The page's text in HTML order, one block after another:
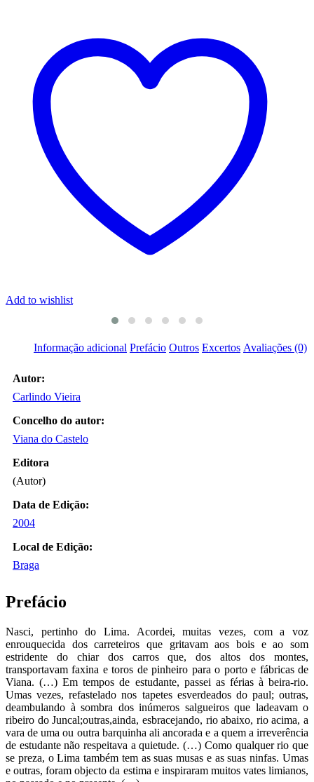
Add to wishlist
Informação adicional Prefácio Outros Excertos Avaliações (0)
Autor:
Carlindo Vieira
Concelho do autor:
Viana do Castelo
Editora
(Autor)
Data de Edição:
2004
Local de Edição:
Braga
Prefácio
Nasci, pertinho do Lima. Acordei, muitas vezes, com a voz
enrouquecida dos carreteiros que gritavam aos bois e ao som
estridente do chiar dos carros que, dos altos dos montes,
transportavam faxina e toros de pinheiro para o porto e fábricas de
Viana. (…) Em tempos de estudante, passei as férias à beira-rio.
Umas vezes, refastelado nos tapetes esverdeados do paul; outras,
deambulando à sombra dos inúmeros salgueiros que ladeavam o
ribeiro do Juncal;outras,ainda, esbracejando, rio abaixo, rio acima, a
vara de uma ou outra barquinha ali ancorada e a quem a irreverência
de estudante não respeitava a quietude. (…) Como qualquer rio que
se preza, o Lima também tem as suas musas e as suas ninfas. Umas
e outras, foram objecto da estima e inspiraram muitos vates limianos,